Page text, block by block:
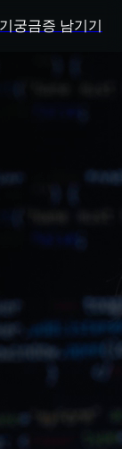
궁금증 남기기